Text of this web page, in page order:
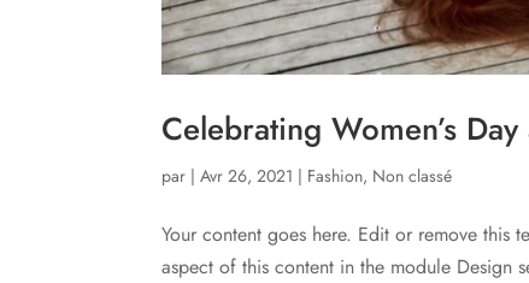
Celebrating Women’s
par |Avr 26, 2021 | Fashion, Non classé
Your content goes here. Edit or remove this
aspect of this content in the module Design